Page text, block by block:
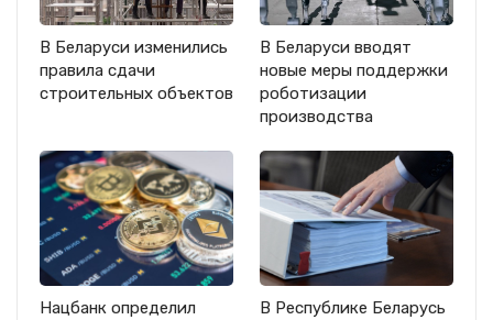
В Беларуси изменились
правила сдачи
строительных объектов
В Беларуси вводят
новые меры поддержки
роботизации
производства
Нацбанк определил
В Республике Беларусь